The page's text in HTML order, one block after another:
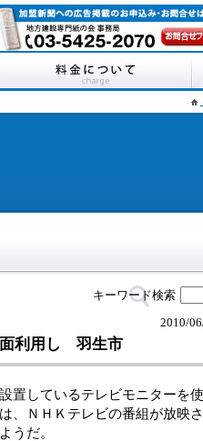
キーワード検索
2010/
面利用し 羽生市
置しているテレビモニターを
、ＮＨＫテレビの番組が放映
うだ。